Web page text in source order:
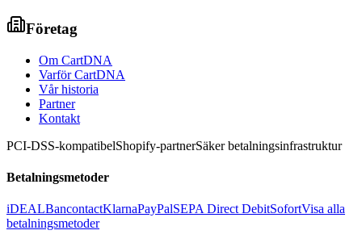
Företag
Om CartDNA
Varför CartDNA
Vår historia
Partner
Kontakt
PCI-DSS-kompatibelShopify-partnerSäker betalningsinfrastruktur
Betalningsmetoder
iDEALBancontactKlarnaPayPalSEPA Direct DebitSofortVisa alla
betalningsmetoder